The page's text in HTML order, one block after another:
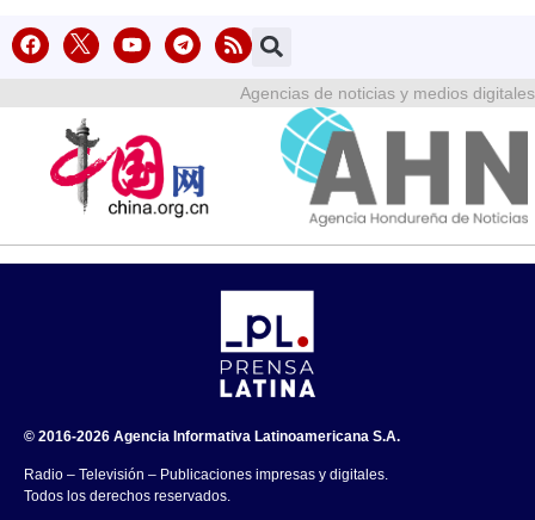
Agencias de noticias y medios digitales
© 2016-2026 Agencia Informativa Latinoamericana S.A.
Radio – Televisión – Publicaciones impresas y digitales.
Todos los derechos reservados.